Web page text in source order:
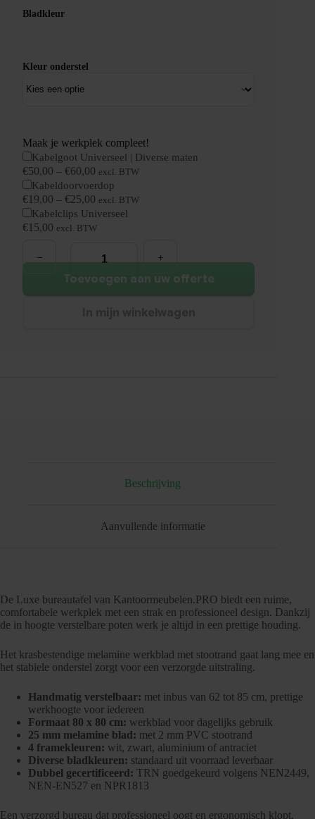
Bladkleur
Kleur onderstel
Maak je werkplek compleet!
Kabelgoot Universeel | Diverse maten
€50,00 – €60,00 excl. BTW
Kabeldoorvoerdop
€19,00 – €25,00 excl. BTW
Kabelclips Universeel
€15,00 excl. BTW
|
NEN-
Toevoegen aan uw offerte
Beschrijving
Aanvullende informatie
De Luxe bureautafel van Kantoormeubelen.PRO biedt een ruime,
comfortabele werkplek met een strak en professioneel design. Dankzij
de in hoogte verstelbare poten werk je altijd in een prettige houding.
Het krasbestendige melamine werkblad met stootrand gaat lang mee en
het stabiele onderstel zorgt voor een verzorgde uitstraling.
Handmatig verstelbaar: met inbus van 62 tot 85 cm, prettige
werkhoogte voor iedereen
Formaat 80 x 80 cm: werkblad voor dagelijks gebruik
25 mm melamine blad: met 2 mm PVC stootrand
4 framekleuren: wit, zwart, aluminium of antraciet
Diverse bladkleuren: standaard uit voorraad leverbaar
Dubbel gecertificeerd: TRN goedgekeurd volgens NEN2449,
NEN-EN527 en NPR1813
Een verzorgd bureau dat professioneel oogt en ergonomisch klopt,